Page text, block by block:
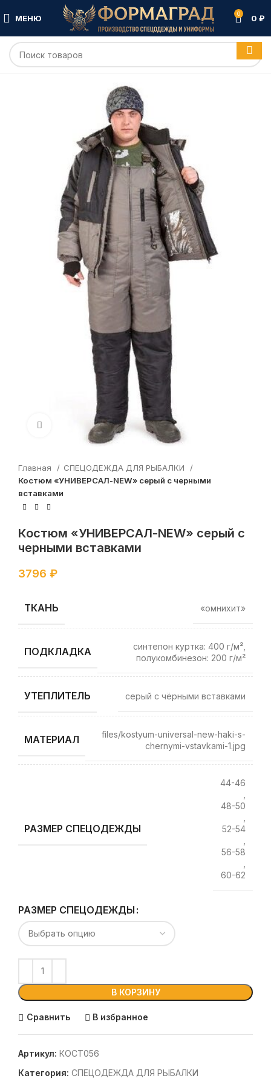
МЕНЮ 0 0 ₽
Увеличить
Главная
СПЕЦОДЕЖДА ДЛЯ РЫБАЛКИ
Костюм «УНИВЕРСАЛ-NEW» серый с черными
вставками
Костюм «УНИВЕРСАЛ-NEW» серый с
черными вставками
3796 ₽
ТКАНЬ «омнихит»
ПОДКЛАДКА
синтепон куртка: 400 г/м²,
полукомбинезон: 200 г/м²
УТЕПЛИТЕЛЬ серый с чёрными вставками
МАТЕРИАЛ
files/kostyum-universal-new-haki-s-
chernymi-vstavkami-1.jpg
РАЗМЕР СПЕЦОДЕЖДЫ
44-46
48-50
52-54
56-58
60-62
РАЗМЕР СПЕЦОДЕЖДЫ
В КОРЗИНУ
Сравнить В избранное
Артикул: КОСТ056
Категория: СПЕЦОДЕЖДА ДЛЯ РЫБАЛКИ